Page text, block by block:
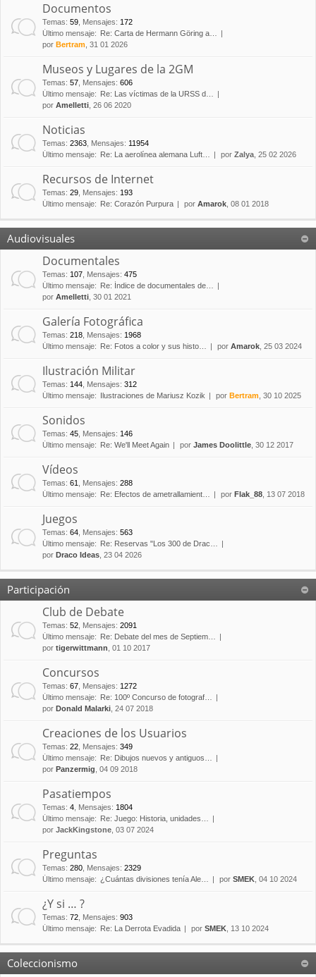
Documentos
Temas: 59 Mensajes: 172
Último mensaje:
Re: Carta de Hermann Göring a…
por Bertram , 31 01 2026
Museos y Lugares de la 2GM
Temas: 57 Mensajes: 606
Último mensaje:
Re: Las víctimas de la URSS d…
por Amelletti , 26 06 2020
Noticias
Temas: 2363 Mensajes: 11954
Último mensaje:
Re: La aerolínea alemana Luft… por Zalya , 25 02 2026
Recursos de Internet
Temas: 29 Mensajes: 193
Último mensaje:
Re: Corazón Purpura por Amarok , 08 01 2018
Audiovisuales
Documentales
Temas: 107 Mensajes: 475
Último mensaje:
Re: Índice de documentales de…
por Amelletti , 30 01 2021
Galería Fotográfica
Temas: 218 Mensajes: 1968
Último mensaje:
Re: Fotos a color y sus histo… por Amarok , 25 03 2024
Ilustración Militar
Temas: 144 Mensajes: 312
Último mensaje:
Ilustraciones de Mariusz Kozik por Bertram , 30 10 2025
Sonidos
Temas: 45 Mensajes: 146
Último mensaje:
Re: We'll Meet Again por James Doolittle , 30 12 2017
Vídeos
Temas: 61 Mensajes: 288
Último mensaje:
Re: Efectos de ametrallamient… por Flak_88 , 13 07 2018
Juegos
Temas: 64 Mensajes: 563
Último mensaje:
Re: Reservas "Los 300 de Drac…
por Draco Ideas , 23 04 2026
Participación
Club de Debate
Temas: 52 Mensajes: 2091
Último mensaje:
Re: Debate del mes de Septiem…
por tigerwittmann , 01 10 2017
Concursos
Temas: 67 Mensajes: 1272
Último mensaje:
Re: 100º Concurso de fotograf…
por Donald Malarki , 24 07 2018
Creaciones de los Usuarios
Temas: 22 Mensajes: 349
Último mensaje:
Re: Dibujos nuevos y antiguos…
por Panzermig , 04 09 2018
Pasatiempos
Temas: 4 Mensajes: 1804
Último mensaje:
Re: Juego: Historia, unidades…
por JackKingstone , 03 07 2024
Preguntas
Temas: 280 Mensajes: 2329
Último mensaje: ¿Cuántas divisiones tenía Ale… por SMEK , 04 10 2024
¿Y si … ?
Temas: 72 Mensajes: 903
Último mensaje:
Re: La Derrota Evadida por SMEK , 13 10 2024
Coleccionismo